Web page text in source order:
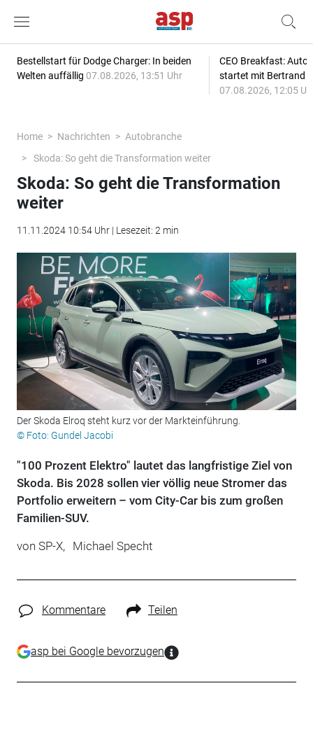
Bestellstart für Dodge Charger: In beiden
Welten auffällig 07.08.2026, 13:51 Uhr
CEO Breakfast:
startet mit Bertrand
07.08.2026, 12:05
Home Nachrichten
Autobranche
Skoda: So geht die Transformation weiter
Skoda: So geht die Transformation
weiter
11.11.2024 10:54 Uhr | Lesezeit: 2 min
Der Skoda Elroq steht kurz vor der Markteinführung.
© Foto: Gundel Jacobi
"100 Prozent Elektro" lautet das langfristige Ziel von
Skoda. Bis 2028 sollen vier völlig neue Stromer das
Portfolio erweitern – vom City-Car bis zum großen
Familien-SUV.
von SP-X, Michael Specht
Kommentare Teilen
asp bei Google bevorzugen